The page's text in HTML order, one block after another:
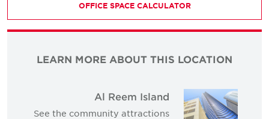
OFFICE SPACE CALCULATOR
LEARN MORE ABOUT THIS LOCATION
Al Reem Island
See the community attractions